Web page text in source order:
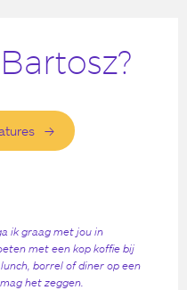
ik graag met jou in
met een kop koffie bij
borrel of diner op een
het zeggen.